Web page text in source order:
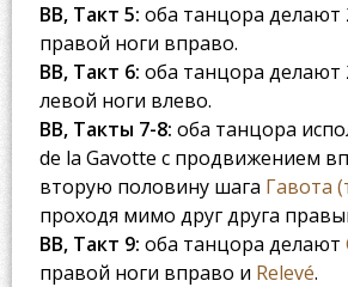
BB, Такт 5: оба танцора делают
правой ноги вправо.
BB, Такт 6: оба танцора делают
левой ноги влево.
BB, Такты 7-8: оба танцора
de la Gavotte с продвижением
вторую половину шага Гавота
проходя мимо друг друга
BB, Такт 9: оба танцора делают
правой ноги вправо и Relevé.